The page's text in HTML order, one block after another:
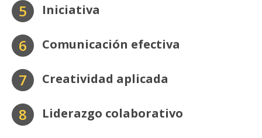
5 Iniciativa
6 Comunicación efectiva
7 Creatividad aplicada
8 Liderazgo colaborativo